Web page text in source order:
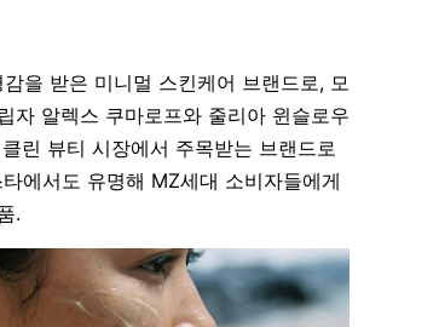
을 받은 미니멀 스킨케어 브랜드로, 모
자 알렉스 쿠마로프와 줄리아 윈슬로우
린 뷰티 시장에서 주목받는 브랜드로
에서도 유명해 MZ세대 소비자들에게
.